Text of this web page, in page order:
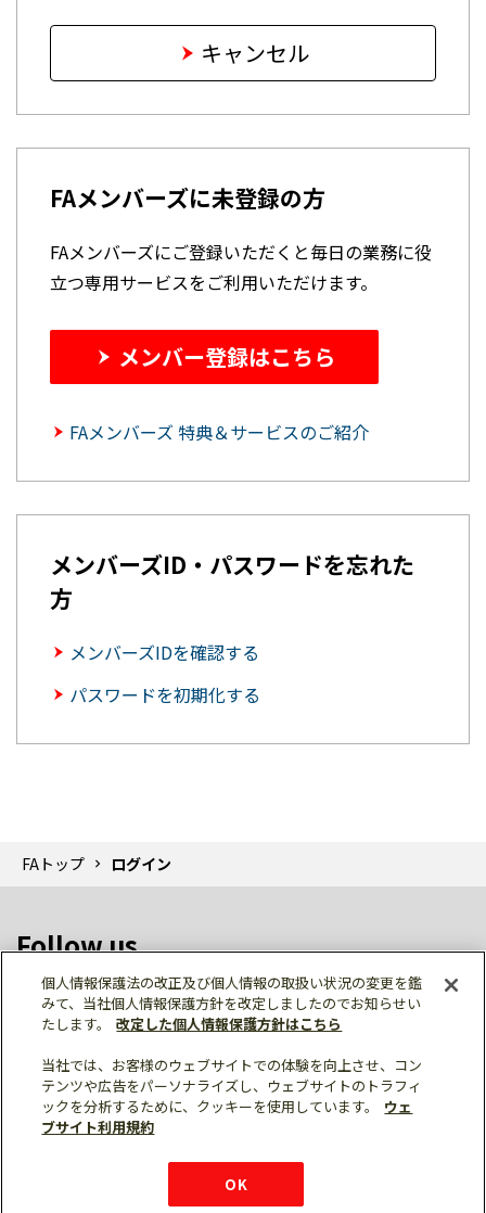
キャンセル
FAメンバーズに未登録の方
FAメンバーズにご登録いただくと毎日の業務に役
立つ専用サービスをご利用いただけます。
メンバー登録はこちら
FAメンバーズ 特典＆サービスのご紹介
メンバーズID・パスワードを忘れた
方
メンバーズIDを確認する
パスワードを初期化する
FAトップ ログイン
Follow us
個人情報保護 利用規約
ご利用にあたって
サイトマップ
三菱電機トップ
個人情報保護法の改正及び個人情報の取扱い状況の変更を鑑
みて、当社個人情報保護方針を改定しましたのでお知らせい
たします。
改定した個人情報保護方針はこちら
当社では、お客様のウェブサイトでの体験を向上させ、コン
テンツや広告をパーソナライズし、ウェブサイトのトラフィ
ックを分析するために、クッキーを使用しています。
ウェ
ブサイト利用規約
OK
チャットサービス